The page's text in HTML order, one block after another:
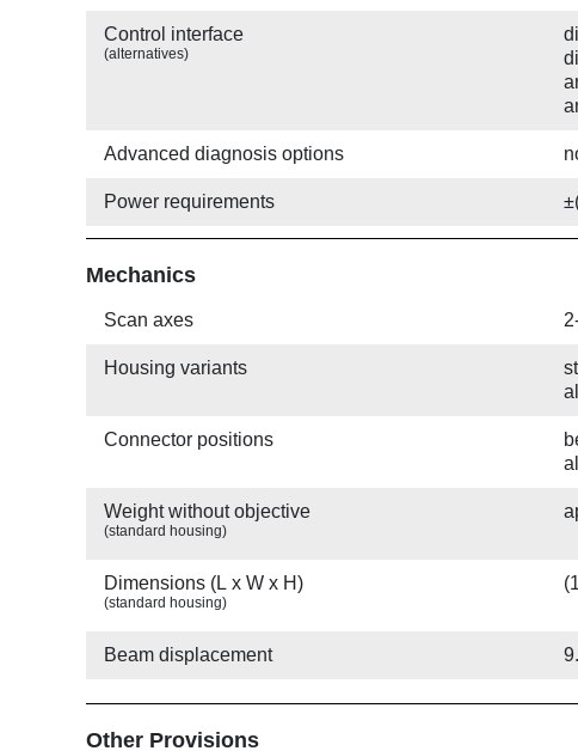
Control interface
(alternatives)
Advanced diagnosis options
Power requirements
Mechanics
Scan axes
Housing variants
Connector positions
Weight without objective
(standard housing)
Dimensions (L x W x H)
(standard housing)
Beam displacement
Other Provisions